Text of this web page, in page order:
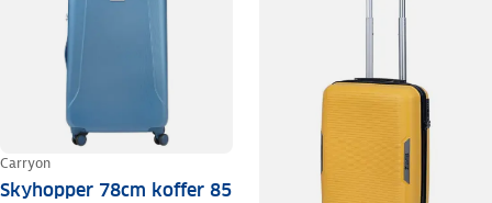
Carryon
Skyhopper 78cm koffer 85